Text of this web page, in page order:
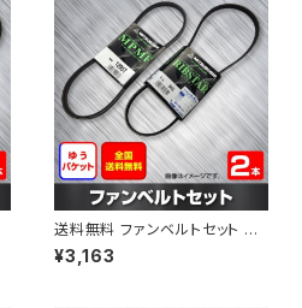
送料無料 ファンベルトセット ト
ヨタ プロボックス 型式NCP51V
H15.06～H24.02 （国内トップ
¥3,163